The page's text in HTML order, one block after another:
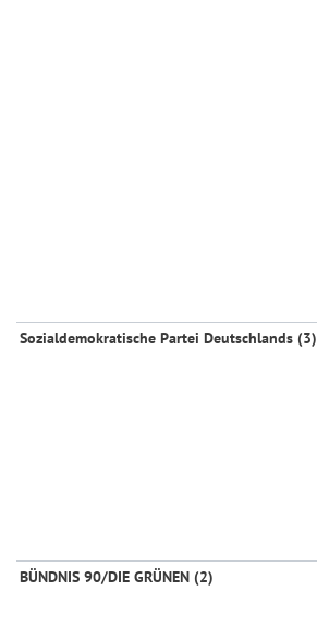
Sozialdemokratische Partei Deutschlands (3)
BÜNDNIS 90/DIE GRÜNEN (2)